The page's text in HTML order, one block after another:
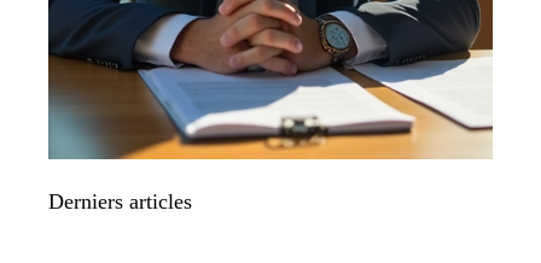
Derniers articles